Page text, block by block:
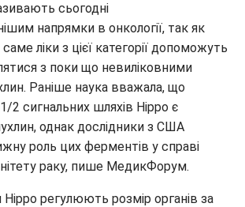
сьогодні
напрямки в онкології, так як
ліки з цієї категорії допоможуть
з поки що невиліковними
Раніше наука вважала, що
2 сигнальних шляхів Hippo є
однак дослідники з США
роль цих ферментів у справі
раку, пише МедикФорум.
Hippo регулюють розмір органів за